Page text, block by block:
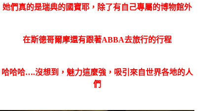
她們真的是瑞典的國寶耶，除了有自己專屬的博物館外
在斯德哥爾摩還有跟著ABBA去旅行的行程
哈哈哈….沒想到，魅力這麼強，吸引來自世界各地的人
們